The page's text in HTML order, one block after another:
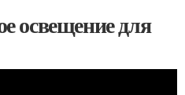
освещение для